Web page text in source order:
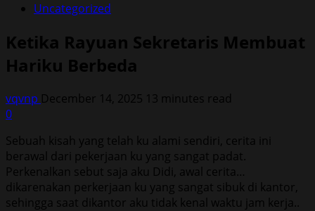
Uncategorized
Ketika Rayuan Sekretaris Membuat
Hariku Berbeda
vqvnp December 14, 2025 13 minutes read
0
Sebuah kisah yang telah ku alami sendiri, cerita ini
berawal dari pekerjaan ku yang sangat padat.
Perkenalkan sebut saja aku Didi, awal cerita…
dikarenakan perkerjaan ku yang sangat sibuk di kantor,
sehingga saat dikantor aku tidak kenal waktu jam kerja..